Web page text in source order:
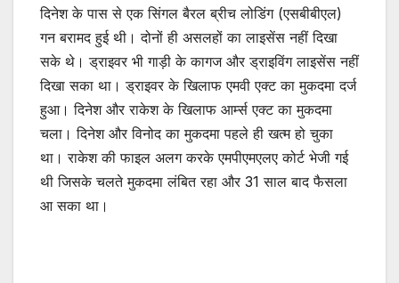
दिनेश के पास से एक सिंगल बैरल ब्रीच लोडिंग (एसबीबीएल)
गन बरामद हुई थी। दोनों ही असलहों का लाइसेंस नहीं दिखा
सके थे। ड्राइवर भी गाड़ी के कागज और ड्राइविंग लाइसेंस नहीं
दिखा सका था। ड्राइवर के खिलाफ एमवी एक्ट का मुकदमा दर्ज
हुआ। दिनेश और राकेश के खिलाफ आर्म्स एक्ट का मुकदमा
चला। दिनेश और विनोद का मुकदमा पहले ही खत्म हो चुका
था। राकेश की फाइल अलग करके एमपीएमएलए कोर्ट भेजी गई
थी जिसके चलते मुकदमा लंबित रहा और 31 साल बाद फैसला
आ सका था।